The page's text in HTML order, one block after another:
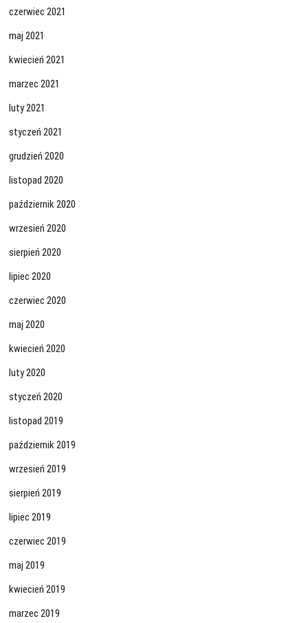
czerwiec 2021
maj 2021
kwiecień 2021
marzec 2021
luty 2021
styczeń 2021
grudzień 2020
listopad 2020
październik 2020
wrzesień 2020
sierpień 2020
lipiec 2020
czerwiec 2020
maj 2020
kwiecień 2020
luty 2020
styczeń 2020
listopad 2019
październik 2019
wrzesień 2019
sierpień 2019
lipiec 2019
czerwiec 2019
maj 2019
kwiecień 2019
marzec 2019